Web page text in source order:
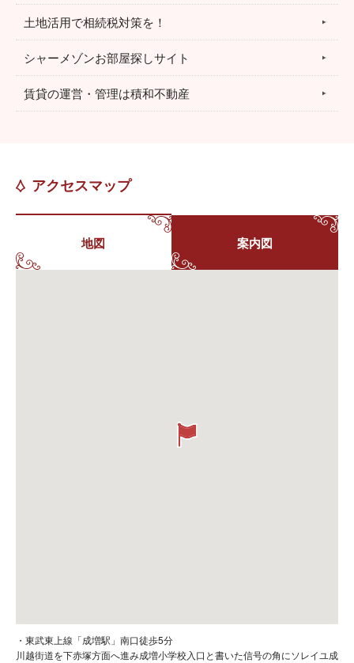
土地活用で相続税対策を！
シャーメゾンお部屋探しサイト
賃貸の運営・管理は積和不動産
アクセスマップ
地図 案内図
・東武東上線「成増駅」南口徒歩5分
川越街道を下赤塚方面へ進み成増小学校入口と書いた信号の角にソレイユ成